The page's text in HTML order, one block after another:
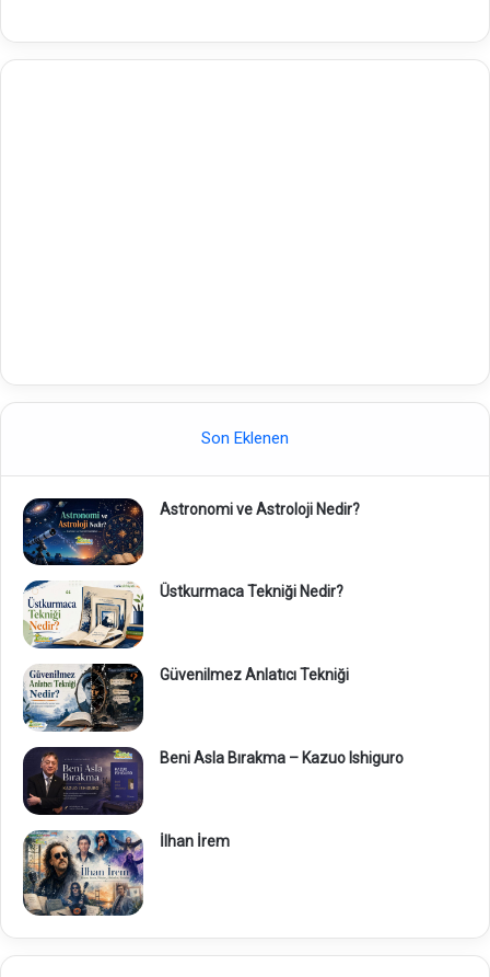
Son Eklenen
Astronomi ve Astroloji Nedir?
Üstkurmaca Tekniği Nedir?
Güvenilmez Anlatıcı Tekniği
Beni Asla Bırakma – Kazuo Ishiguro
İlhan İrem